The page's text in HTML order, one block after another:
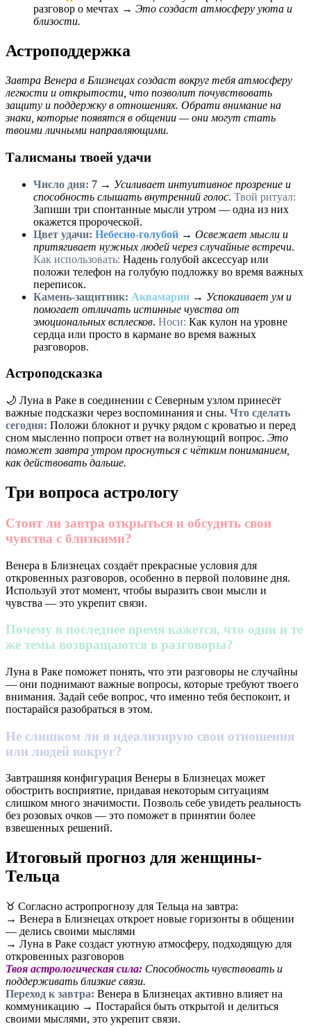
разговор о мечтах → Это создаст атмосферу уюта и
близости.
Астроподдержка
Завтра Венера в Близнецах создаст вокруг тебя атмосферу
легкости и открытости, что позволит почувствовать
защиту и поддержку в отношениях. Обрати внимание на
знаки, которые появятся в общении — они могут стать
твоими личными направляющими.
Талисманы твоей удачи
Число дня: 7 → Усиливает интуитивное прозрение и
способность слышать внутренний голос. Твой ритуал:
Запиши три спонтанные мысли утром — одна из них
окажется пророческой.
Цвет удачи: Небесно-голубой → Освежает мысли и
притягивает нужных людей через случайные встречи.
Как использовать: Надень голубой аксессуар или
положи телефон на голубую подложку во время важных
переписок.
Камень-защитник: Аквамарин → Успокаивает ум и
помогает отличать истинные чувства от
эмоциональных всплесков. Носи: Как кулон на уровне
сердца или просто в кармане во время важных
разговоров.
Астроподсказка
🌙 Луна в Раке в соединении с Северным узлом принесёт
важные подсказки через воспоминания и сны. Что сделать
сегодня: Положи блокнот и ручку рядом с кроватью и перед
сном мысленно попроси ответ на волнующий вопрос. Это
поможет завтра утром проснуться с чётким пониманием,
как действовать дальше.
Три вопроса астрологу
Стоит ли завтра открыться и обсудить свои
чувства с близкими?
Венера в Близнецах создаёт прекрасные условия для
откровенных разговоров, особенно в первой половине дня.
Используй этот момент, чтобы выразить свои мысли и
чувства — это укрепит связи.
Почему в последнее время кажется, что одни и те
же темы возвращаются в разговоры?
Луна в Раке поможет понять, что эти разговоры не случайны
— они поднимают важные вопросы, которые требуют твоего
внимания. Задай себе вопрос, что именно тебя беспокоит, и
постарайся разобраться в этом.
Не слишком ли я идеализирую свои отношения
или людей вокруг?
Завтрашняя конфигурация Венеры в Близнецах может
обострить восприятие, придавая некоторым ситуациям
слишком много значимости. Позволь себе увидеть реальность
без розовых очков — это поможет в принятии более
взвешенных решений.
Итоговый прогноз для женщины-
Тельца
♉ Согласно астропрогнозу для Тельца на завтра:
→ Венера в Близнецах откроет новые горизонты в общении
— делись своими мыслями
→ Луна в Раке создаст уютную атмосферу, подходящую для
откровенных разговоров
Твоя астрологическая сила: Способность чувствовать и
поддерживать близкие связи.
Переход к завтра: Венера в Близнецах активно влияет на
коммуникацию → Постарайся быть открытой и делиться
своими мыслями, это укрепит связи.